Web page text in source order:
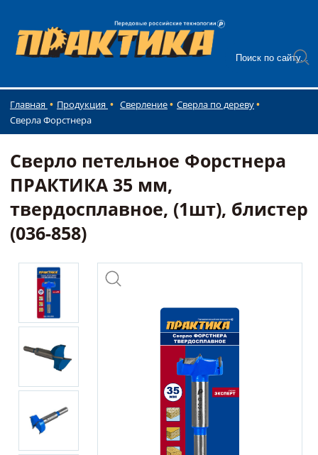
Главная Продукция Сверление
Сверла по дереву
Сверла Форстнера
Сверло петельное Форстнера
ПРАКТИКА 35 мм,
твердосплавное, (1шт), блистер
(036-858)